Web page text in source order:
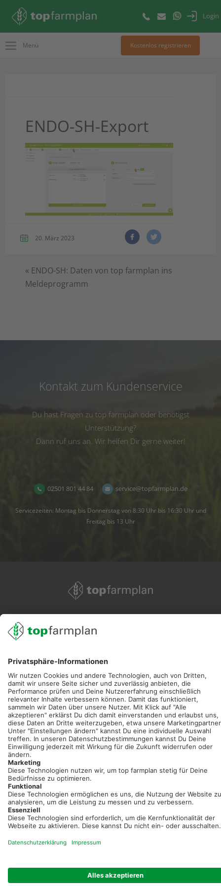
Login
Menü Kostenlos registrieren
ENDO-SH-Export
20. März 2023
« ENDO-SH: Daten von top farmplan ins
Meldeprogramm
Kontakt zum Kundenservice
Du hast Fragen zu top farmplan oder benötigst
Unterstützung?
Dann ruf uns an. Wir helfen Dir gerne weiter!
02501 801 44 84 service@topfarmplan.de
Servicezeiten: Montag bis Donnerstag von 8:30 Uhr bis 16:30 Uhr und
Freitag bis 13 Uhr
service@topfarmplan.de
Sei immer auf dem Laufenden!
Neue Features, spannende Tipps und hilfreiche Anleitungen!
Registriere dich kostenlos!
einfach und bequem!
Kostenlos registrieren & sofort starten
Impressum Kontakt & Hilfe